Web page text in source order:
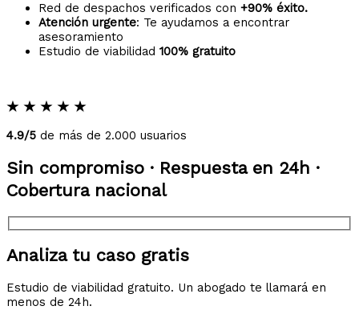
Red de despachos verificados con +90% éxito.
Atención urgente: Te ayudamos a encontrar
asesoramiento
Estudio de viabilidad 100% gratuito
★ ★ ★ ★ ★
4.9/5 de más de 2.000 usuarios
Sin compromiso · Respuesta en 24h ·
Cobertura nacional
Analiza tu caso gratis
Estudio de viabilidad gratuito. Un abogado te llamará en
menos de 24h.